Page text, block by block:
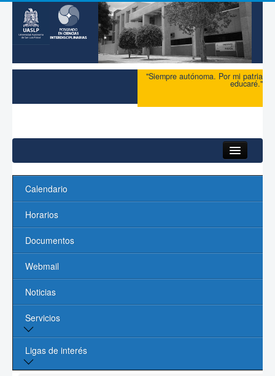
"Siempre autónoma. Por mi patria
educaré."
Acerca del PCI
Maestría
Doctorado
Profesores
Líneas de Investigación
Contacto
Calendario
Horarios
Documentos
Webmail
Noticias
Servicios
Biblioteca
Ligas de interés